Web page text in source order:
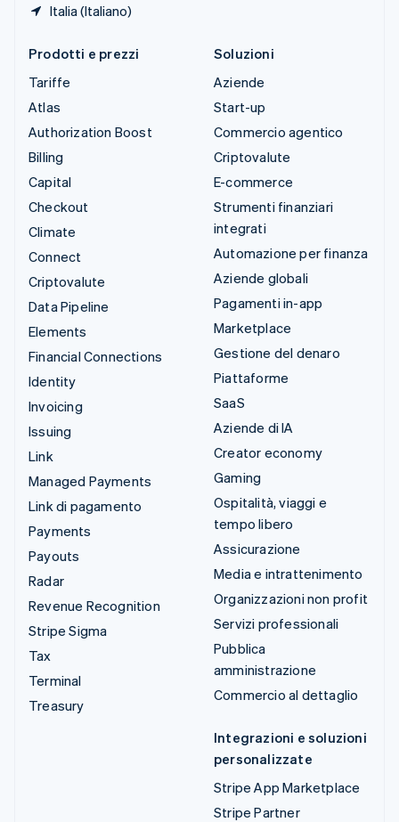
Italia (Italiano)
Prodotti e prezzi
Tariffe
Atlas
Authorization Boost
Billing
Capital
Checkout
Climate
Connect
Criptovalute
Data Pipeline
Elements
Financial Connections
Identity
Invoicing
Issuing
Link
Managed Payments
Link di pagamento
Payments
Payouts
Radar
Revenue Recognition
Stripe Sigma
Tax
Terminal
Treasury
Soluzioni
Aziende
Start-up
Commercio agentico
Criptovalute
E-commerce
Strumenti finanziari
integrati
Automazione per finanza
Aziende globali
Pagamenti in-app
Marketplace
Gestione del denaro
Piattaforme
SaaS
Aziende di IA
Creator economy
Gaming
Ospitalità, viaggi e
tempo libero
Assicurazione
Media e intrattenimento
Organizzazioni non profit
Servizi professionali
Pubblica
amministrazione
Commercio al dettaglio
Integrazioni e soluzioni
personalizzate
Stripe App Marketplace
Stripe Partner